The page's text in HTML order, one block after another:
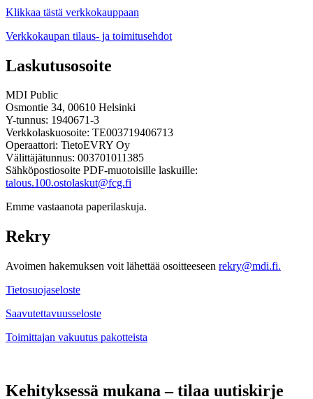
Klikkaa tästä verkkokauppaan
Verkkokaupan tilaus- ja toimitusehdot
Laskutusosoite
MDI Public
Osmontie 34, 00610 Helsinki
Y-tunnus: 1940671-3
Verkkolaskuosoite: TE003719406713
Operaattori: TietoEVRY Oy
Välittäjätunnus: 003701011385
Sähköpostiosoite PDF-muotoisille laskuille:
talous.100.ostolaskut@fcg.fi
Emme vastaanota paperilaskuja.
Rekry
Avoimen hakemuksen voit lähettää osoitteeseen rekry@mdi.fi.
Tietosuojaseloste
Saavutettavuusseloste
Toimittajan vakuutus pakotteista
Kehityksessä mukana – tilaa uutiskirje